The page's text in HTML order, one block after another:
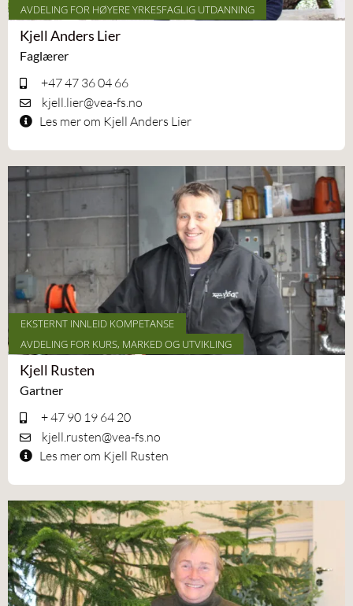
AVDELING FOR HØYERE YRKESFAGLIG UTDANNING
Kjell Anders Lier
Faglærer
+47 47 36 04 66
kjell.lier@vea-fs.no
Les mer om Kjell Anders Lier
EKSTERNT INNLEID KOMPETANSE
AVDELING FOR KURS, MARKED OG UTVIKLING
Kjell Rusten
Gartner
+ 47 90 19 64 20
kjell.rusten@vea-fs.no
Les mer om Kjell Rusten